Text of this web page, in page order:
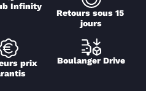
Infinity
Retours sous 15
jours
prix
Boulanger Drive